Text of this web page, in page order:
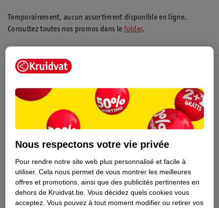
Temporairement, aucun assortiment disponible en ligne.
Consultez toutes nos promos dans le folder.
Nous respectons votre vie privée
Pour rendre notre site web plus personnalisé et facile à
utiliser. Cela nous permet de vous montrer les meilleures
offres et promotions, ainsi que des publicités pertinentes en
dehors de Kruidvat.be. Vous décidez quels cookies vous
acceptez. Vous pouvez à tout moment modifier ou retirer vos